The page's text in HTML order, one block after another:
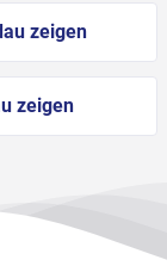
zeigen
zeigen